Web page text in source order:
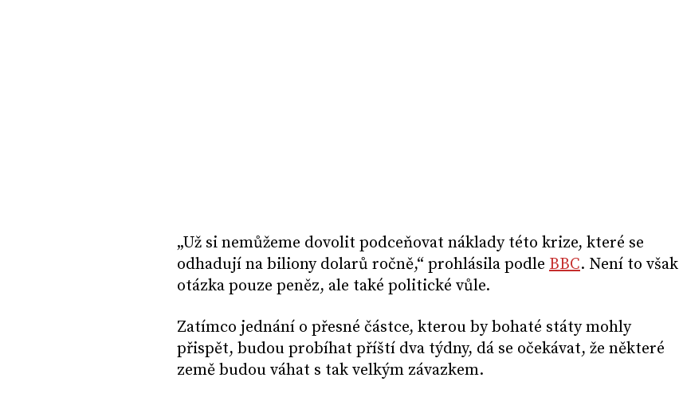
„Už si nemůžeme dovolit podceňovat náklady této krize, které se
odhadují na biliony dolarů ročně,“ prohlásila podle BBC. Není to však
otázka pouze peněz, ale také politické vůle.
Zatímco jednání o přesné částce, kterou by bohaté státy mohly
přispět, budou probíhat příští dva týdny, dá se očekávat, že některé
země budou váhat s tak velkým závazkem.